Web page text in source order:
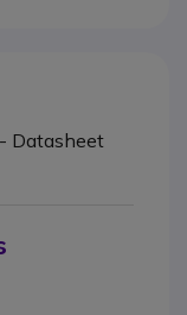
Datasheet